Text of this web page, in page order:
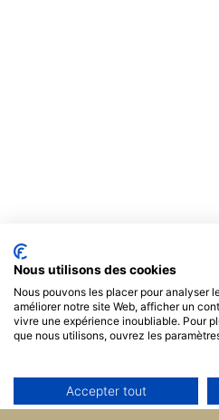
Nous utilisons des cookies
Nous pouvons les placer pour analyser
améliorer notre site Web, afficher un
vivre une expérience inoubliable. Pour
que nous utilisons, ouvrez les
Accepter tout